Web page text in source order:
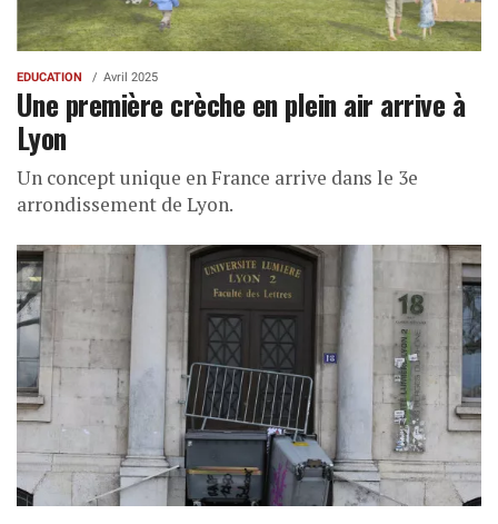
EDUCATION Avril 2025
Une première crèche en plein air arrive à
Lyon
Un concept unique en France arrive dans le 3e
arrondissement de Lyon.